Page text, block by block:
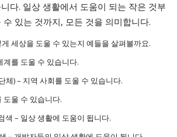
다. 일상 생활에서 도움이 되는 작은 것부
있는 것까지, 모든 것을 의미합니다.
세상을 도울 수 있는지 예들을 살펴볼까요.
계를 도울 수 있습니다.
체) – 지역 사회를 도울 수 있습니다.
도울 수 있습니다.
색 – 일상 생활에 도움이 됩니다.